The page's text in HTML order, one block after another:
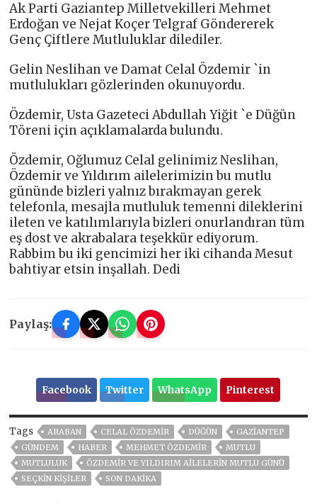
Ak Parti Gaziantep Milletvekilleri Mehmet
Erdoğan ve Nejat Koçer Telgraf Göndererek
Genç Çiftlere Mutluluklar dilediler.
Gelin Neslihan ve Damat Celal Özdemir `in
mutlulukları gözlerinden okunuyordu.
Özdemir, Usta Gazeteci Abdullah Yiğit `e Düğün
Töreni için açıklamalarda bulundu.
Özdemir, Oğlumuz Celal gelinimiz Neslihan,
Özdemir ve Yıldırım ailelerimizin bu mutlu
gününde bizleri yalnız bırakmayan gerek
telefonla, mesajla mutluluk temenni dileklerini
ileten ve katılımlarıyla bizleri onurlandıran tüm
eş dost ve akrabalara teşekkür ediyorum.
Rabbim bu iki gencimizi her iki cihanda Mesut
bahtiyar etsin inşallah. Dedi
Paylaş:
Facebook Twitter WhatsApp Pinterest
Tags ARABAN CELAL ÖZDEMİR DÜĞÜN
GAZIANTEP
GÜNDEM
HABER MEHMET ÖZDEMİR
MUTLU
MUTLULUK
ÖZDEMİR VE YILDIRIM AİLELERİN MUTLU GÜNÜ
SEÇKİN KİŞİLER
SON DAKIKA